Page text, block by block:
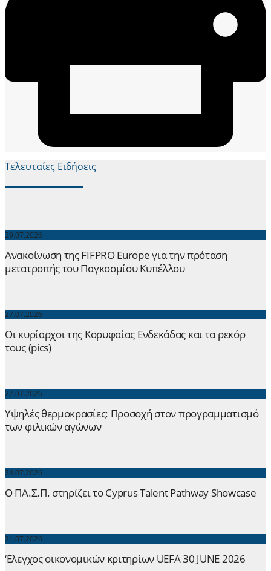
Τελευταίες Ειδήσεις
29.07.2026
Ανακοίνωση της FIFPRO Europe για την πρόταση
μετατροπής του Παγκοσμίου Κυπέλλου
27.07.2026
Οι κυρίαρχοι της Κορυφαίας Ενδεκάδας και τα ρεκόρ
τους (pics)
27.07.2026
Yψηλές θερμοκρασίες: Προσοχή στον προγραμματισμό
των φιλικών αγώνων
24.07.2026
Ο ΠΑ.Σ.Π. στηρίζει το Cyprus Talent Pathway Showcase
21.07.2026
‘Ελεγχος οικονομικών κριτηρίων UEFA 30 JUNE 2026